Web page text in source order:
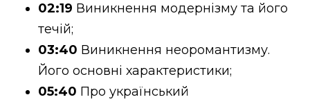
02:19 Виникнення модернізму та його
течій;
03:40 Виникнення неоромантизму.
Його основні характеристики;
05:40 Про український